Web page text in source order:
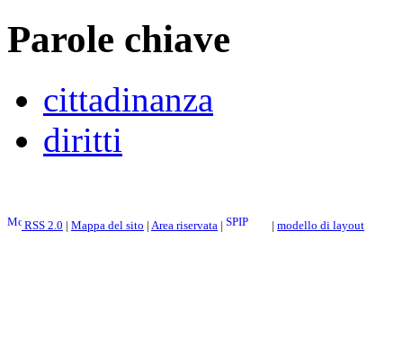
Parole chiave
cittadinanza
diritti
RSS 2.0 | Mappa del sito | Area riservata | | modello di layout